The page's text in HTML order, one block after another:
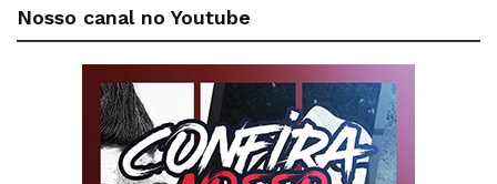
Nosso canal no Youtube